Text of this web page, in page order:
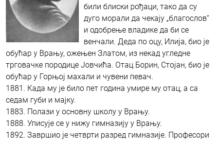
били блиски рођаци, тако да су
дуго морали да чекају „благослов“
и одобрење владике да би се
венчали. Деда по оцу, Илија, био је
обућар у Врању, ожењен Златом, из некад угледне
трговачке породице Јовчића. Отац Борин, Стојан, био је
обућар у Горњој махали и чувени певач.
1881. Када му је било пет година умире му отац, а са
седам губи и мајку.
1883. Полази у основну школу у Врању.
1888. Уписује се у нижу гимназију у Врању.
1892. Завршио је четврти разред гимназије. Професори